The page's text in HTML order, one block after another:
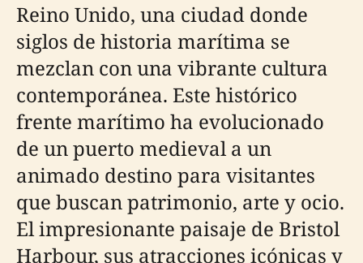
Reino Unido, una ciudad donde
siglos de historia marítima se
mezclan con una vibrante cultura
contemporánea. Este histórico
frente marítimo ha evolucionado
de un puerto medieval a un
animado destino para visitantes
que buscan patrimonio, arte y ocio.
El impresionante paisaje de Bristol
Harbour, sus atracciones icónicas y